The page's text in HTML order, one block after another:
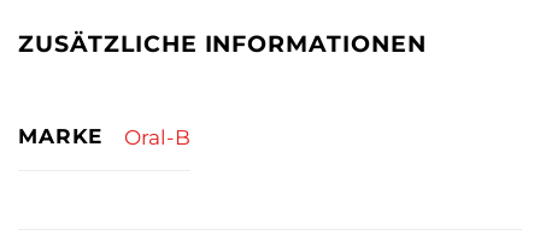
ZUSÄTZLICHE INFORMATIONEN
MARKE Oral-B